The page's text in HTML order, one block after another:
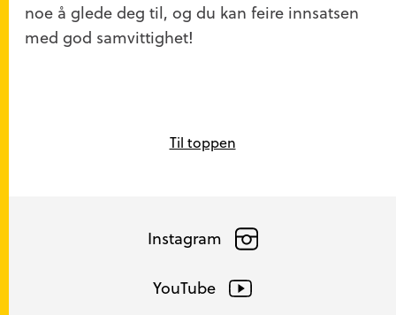
noe å glede deg til, og du kan feire innsatsen
med god samvittighet!
Til toppen
Instagram
YouTube